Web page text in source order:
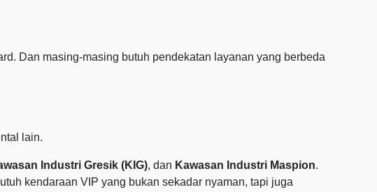
Dan masing-masing butuh pendekatan layanan yang berbeda
lain.
Industri Gresik (KIG), dan Kawasan Industri Maspion.
kendaraan VIP yang bukan sekadar nyaman, tapi juga